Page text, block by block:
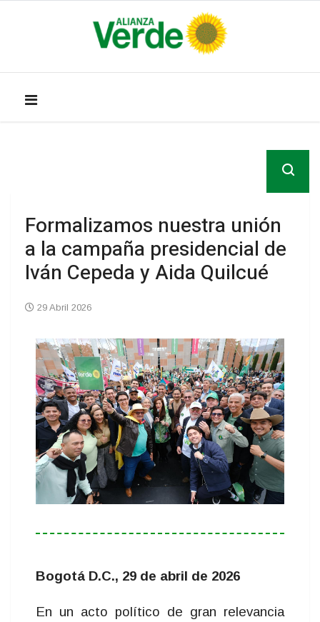
Formalizamos nuestra unión
a la campaña presidencial de
Iván Cepeda y Aida Quilcué
29 Abril 2026
Bogotá D.C., 29 de abril de 2026
En un acto político de gran relevancia